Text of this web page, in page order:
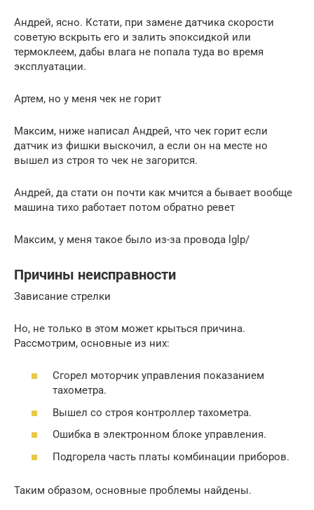
Андрей, ясно. Кстати, при замене датчика скорости
советую вскрыть его и залить эпоксидкой или
термоклеем, дабы влага не попала туда во время
эксплуатации.
Артем, но у меня чек не горит
Максим, ниже написал Андрей, что чек горит если
датчик из фишки выскочил, а если он на месте но
вышел из строя то чек не загорится.
Андрей, да стати он почти как мчится а бывает вообще
машина тихо работает потом обратно ревет
Максим, у меня такое было из-за провода lglp/
Причины неисправности
Зависание стрелки
Но, не только в этом может крыться причина.
Рассмотрим, основные из них:
Сгорел моторчик управления показанием
тахометра.
Вышел со строя контроллер тахометра.
Ошибка в электронном блоке управления.
Подгорела часть платы комбинации приборов.
Таким образом, основные проблемы найдены.